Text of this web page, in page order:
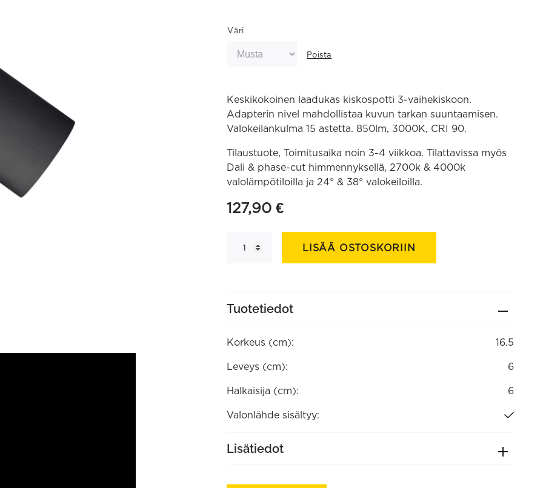
Väri
Poista
Keskikokoinen laadukas kiskospotti 3-vaihekiskoon.
Adapterin nivel mahdollistaa kuvun tarkan suuntaamisen.
Valokeilankulma 15 astetta. 850lm, 3000K, CRI 90.
Tilaustuote, Toimitusaika noin 3-4 viikkoa. Tilattavissa myös
Dali & phase-cut himmennyksellä, 2700k & 4000k
valolämpötiloilla ja 24° & 38° valokeiloilla.
127,90 €
kiskospotti
LISÄÄ OSTOSKORIIN
Tuotetiedot
Korkeus (cm): 16.5
Leveys (cm): 6
Halkaisija (cm): 6
Valonlähde sisältyy:
Lisätiedot